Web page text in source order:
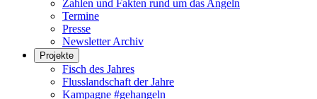
Zahlen und Fakten rund um das Angeln
Termine
Presse
Newsletter Archiv
Projekte
Fisch des Jahres
Flusslandschaft der Jahre
Kampagne #gehangeln